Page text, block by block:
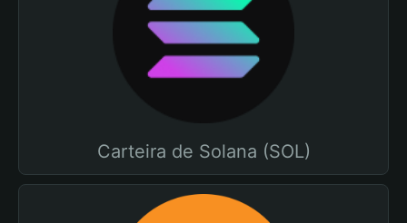
Carteira de Solana (SOL)